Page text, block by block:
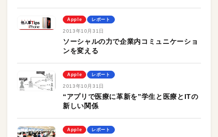
Apple レポート
2013年10月31日
ソーシャルの力で企業内コミュニケーショ
ンを変える
Apple レポート
2013年10月31日
“アプリで医療に革新を”学生と医療とITの
新しい関係
Apple レポート